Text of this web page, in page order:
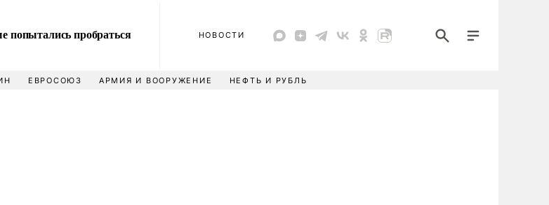
попытались пробраться
НОВОСТИ
ЕВРОСОЮЗ АРМИЯ И ВООРУЖЕНИЕ НЕФТЬ И РУБЛЬ